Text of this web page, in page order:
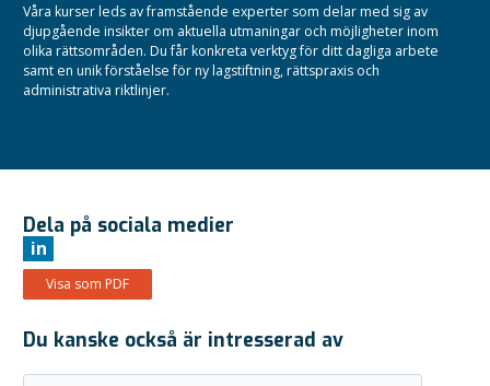
Våra kurser leds av framstående experter som delar med sig av
djupgående insikter om aktuella utmaningar och möjligheter inom
olika rättsområden. Du får konkreta verktyg för ditt dagliga arbete
samt en unik förståelse för ny lagstiftning, rättspraxis och
administrativa riktlinjer.
Dela på sociala medier
in
Visa som PDF
Du kanske också är intresserad av